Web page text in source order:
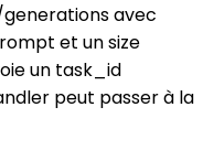
avec
et un size
un task_id
peut passer à la